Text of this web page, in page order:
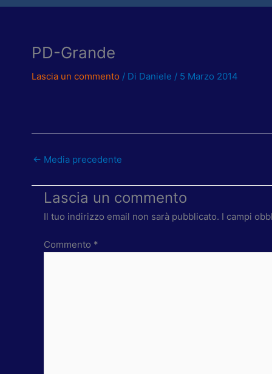
PD-Grande
Lascia un commento / Di Daniele / 5 Marzo 2014
← Media precedente
Lascia un commento
Il tuo indirizzo email non sarà pubblicato. I campi
Commento *